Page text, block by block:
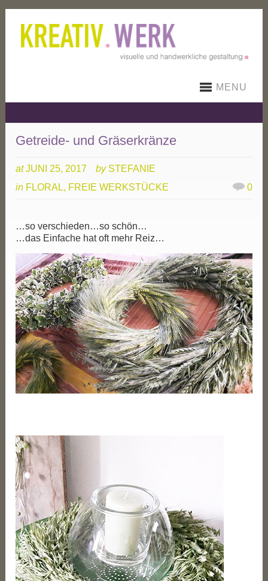
MENU
Getreide- und Gräserkränze
at JUNI 25, 2017 by STEFANIE
in FLORAL, FREIE WERKSTÜCKE 0
…so verschieden…so schön…
…das Einfache hat oft mehr Reiz…